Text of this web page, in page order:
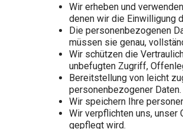
Wir erheben und
denen wir die Einwilligung
Die personenbezogenen
müssen sie genau,
Wir schützen die
unbefugten Zugriff,
Bereitstellung von leicht
personenbezogener Daten.
Wir speichern Ihre
Wir verpflichten uns,
gepflegt wird.